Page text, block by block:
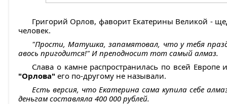
Григорий Орлов, фаворит Екатерины Великой -
человек.
"Прости, Матушка, запамятовал, что у тебя
авось пригодится!" И преподносит тот самый алмаз.
Слава о камне распространилась по всей Европе
"Орлова" его по-другому не называли.
Есть версия, что Екатерина сама купила себе
деньгам составляла 400 000 рублей.